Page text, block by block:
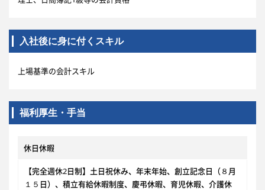
入社後に身に付くスキル
上場基準の会計スキル
福利厚生・手当
休日休暇
【完全週休2日制】土日祝休み、年末年始、創立記念日（８月
１５日）、積立有給休暇制度、慶弔休暇、育児休暇、介護休